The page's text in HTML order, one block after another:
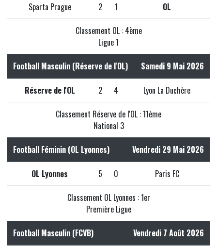
Sparta Prague 2 1 OL
Classement OL : 4ème
Ligue 1
Football Masculin (Réserve de l'OL) Samedi 9 Mai 2026
Réserve de l'OL 2 4 Lyon La Duchère
Classement Réserve de l'OL : 11ème
National 3
Football Féminin (OL Lyonnes) Vendredi 29 Mai 2026
OL Lyonnes 5 0 Paris FC
Classement OL Lyonnes : 1er
Première Ligue
Football Masculin (FCVB) Vendredi 7 Août 2026